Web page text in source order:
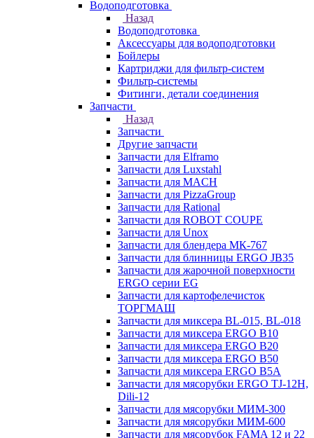
Водоподготовка
Назад
Водоподготовка
Аксессуары для водоподготовки
Бойлеры
Картриджи для фильтр-систем
Фильтр-системы
Фитинги, детали соединения
Запчасти
Назад
Запчасти
Другие запчасти
Запчасти для Elframo
Запчасти для Luxstahl
Запчасти для MACH
Запчасти для PizzaGroup
Запчасти для Rational
Запчасти для ROBOT COUPE
Запчасти для Unox
Запчасти для блендера МК-767
Запчасти для блинницы ERGO JB35
Запчасти для жарочной поверхности
ERGO серии EG
Запчасти для картофелечисток
ТОРГМАШ
Запчасти для миксера BL-015, BL-018
Запчасти для миксера ERGO B10
Запчасти для миксера ERGO B20
Запчасти для миксера ERGO B50
Запчасти для миксера ERGO B5A
Запчасти для мясорубки ERGO TJ-12H,
Dili-12
Запчасти для мясорубки МИМ-300
Запчасти для мясорубки МИМ-600
Запчасти для мясорубок FAMA 12 и 22